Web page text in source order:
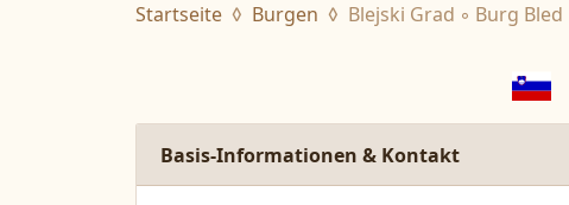
Startseite Burgen Blejski Grad ◦ Burg Bled
Basis-Informationen & Kontakt